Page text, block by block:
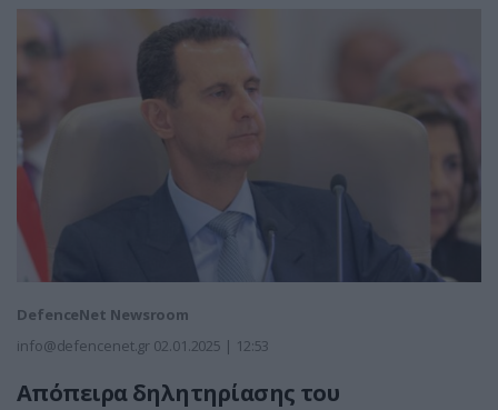
DefenceNet Newsroom
info@defencenet.gr 02.01.2025 | 12:53
Απόπειρα δηλητηρίασης του